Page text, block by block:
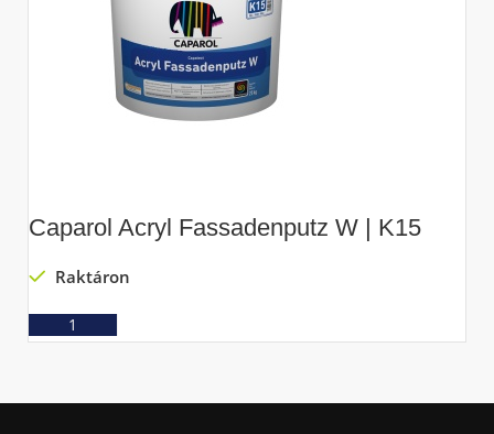
Caparol Acryl Fassadenputz W | K15
Raktáron